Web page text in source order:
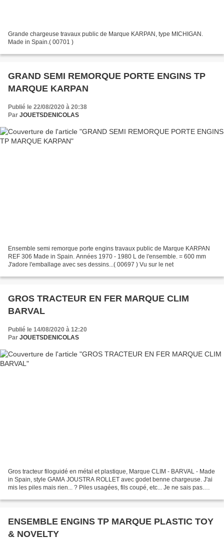
Grande chargeuse travaux public de Marque KARPAN, type MICHIGAN.
Made in Spain.( 00701 )
GRAND SEMI REMORQUE PORTE ENGINS TP
MARQUE KARPAN
Publié le 22/08/2020 à 20:38
Par JOUETSDENICOLAS
Ensemble semi remorque porte engins travaux public de Marque KARPAN
REF 306 Made in Spain. Années 1970 - 1980 L de l'ensemble. = 600 mm
J'adore l'emballage avec ses dessins...( 00697 ) Vu sur le net
GROS TRACTEUR EN FER MARQUE CLIM
BARVAL
Publié le 14/08/2020 à 12:20
Par JOUETSDENICOLAS
Gros tracteur filoguidé en métal et plastique, Marque CLIM - BARVAL - Made
in Spain, style GAMA JOUSTRA ROLLET avec godet benne chargeuse. J'ai
mis les piles mais rien... ? Piles usagées, fils coupé, etc... Je ne sais pas.
ENSEMBLE ENGINS TP MARQUE PLASTIC TOY
& NOVELTY